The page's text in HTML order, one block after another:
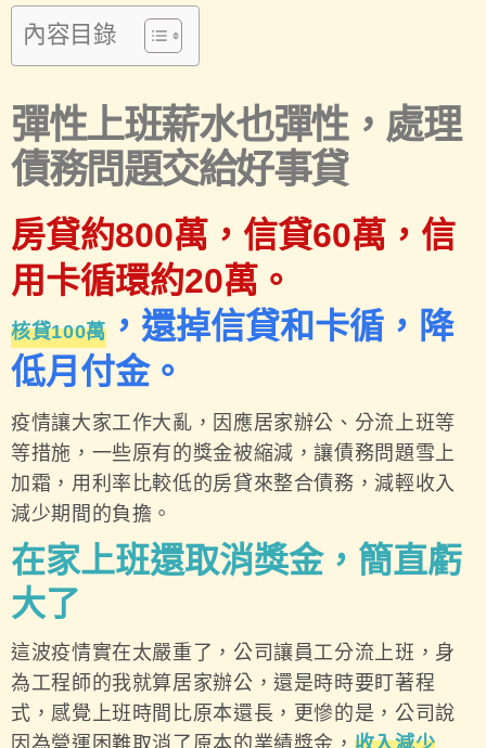
內容目錄
彈性上班薪水也彈性，處理
債務問題交給好事貸
房貸約800萬，信貸60萬，信
用卡循環約20萬。
核貸100萬，還掉信貸和卡循，降
低月付金。
疫情讓大家工作大亂，因應居家辦公、分流上班等
等措施，一些原有的獎金被縮減，讓債務問題雪上
加霜，用利率比較低的房貸來整合債務，減輕收入
減少期間的負擔。
在家上班還取消獎金，簡直虧
大了
這波疫情實在太嚴重了，公司讓員工分流上班，身
為工程師的我就算居家辦公，還是時時要盯著程
式，感覺上班時間比原本還長，更慘的是，公司說
因為營運困難取消了原本的業績獎金， 收入減少